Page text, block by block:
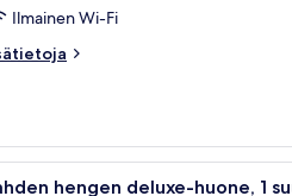
Ilmainen Wi-Fi
tuolilla, yöpöytä ja suuri ikkuna,
6 hengen deluxe-huone, 1